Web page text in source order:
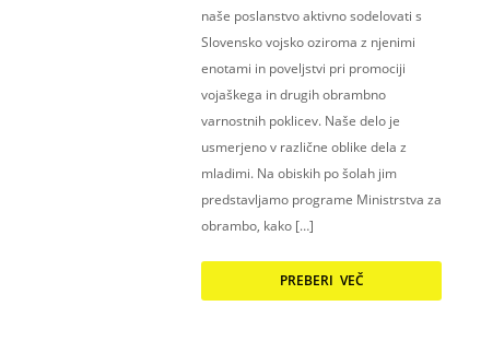
naše poslanstvo aktivno sodelovati s
Slovensko vojsko oziroma z njenimi
enotami in poveljstvi pri promociji
vojaškega in drugih obrambno
varnostnih poklicev. Naše delo je
usmerjeno v različne oblike dela z
mladimi. Na obiskih po šolah jim
predstavljamo programe Ministrstva za
obrambo, kako […]
PREBERI VEČ